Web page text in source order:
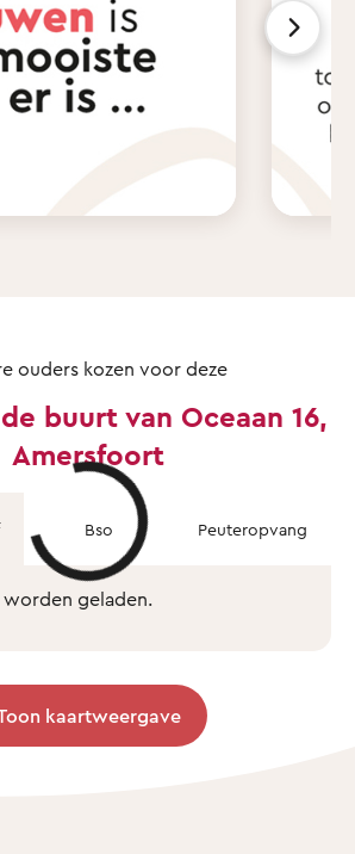
ouders kozen voor deze
buurt van Oceaan 16,
Amersfoort
Bso Peuteropvang
geladen.
kaartweergave